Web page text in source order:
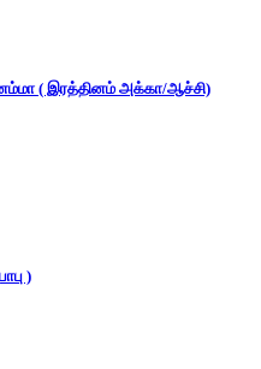
( இரத்தினம் அக்கா/ஆச்சி)
)